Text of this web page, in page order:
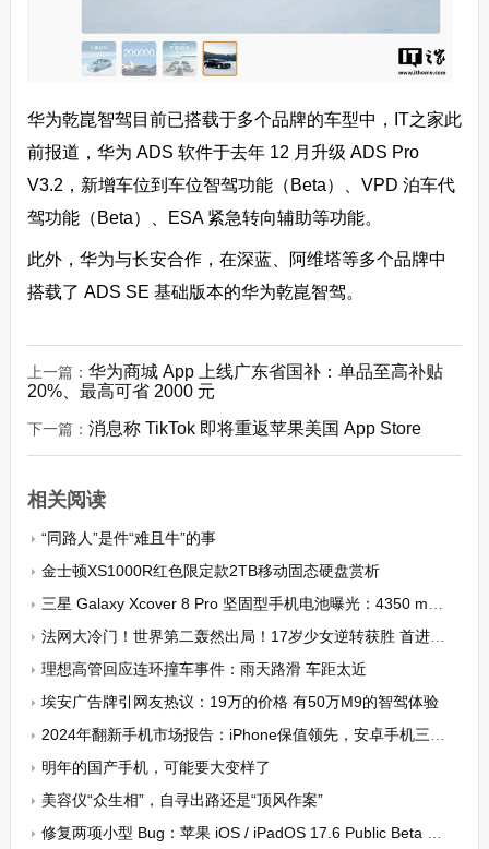
华为乾崑智驾目前已搭载于多个品牌的车型中，IT之家此
前报道，华为 ADS 软件于去年 12 月升级 ADS Pro
V3.2，新增车位到车位智驾功能（Beta）、VPD 泊车代
驾功能（Beta）、ESA 紧急转向辅助等功能。
此外，华为与长安合作，在深蓝、阿维塔等多个品牌中
搭载了 ADS SE 基础版本的华为乾崑智驾。
上一篇： 华为商城 App 上线广东省国补：单品至高补贴
20%、最高可省 2000 元
下一篇： 消息称 TikTok 即将重返苹果美国 App Store
相关阅读
“同路人”是件“难且牛”的事
金士顿XS1000R红色限定款2TB移动固态硬盘赏析
三星 Galaxy Xcover 8 Pro 坚固型手机电池曝光：4350 mAh，可拆卸设计
法网大冷门！世界第二轰然出局！17岁少女逆转获胜 首进大满贯四强
理想高管回应连环撞车事件：雨天路滑 车距太近
埃安广告牌引网友热议：19万的价格 有50万M9的智驾体验
2024年翻新手机市场报告：iPhone保值领先，安卓手机三星独占鳌头
明年的国产手机，可能要大变样了
美容仪“众生相”，自寻出路还是“顶风作案”
修复两项小型 Bug：苹果 iOS / iPadOS 17.6 Public Beta 1 公测版发布